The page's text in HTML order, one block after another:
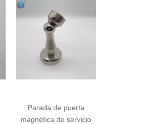
Parada de puerta
magnética de servicio
altura ajustable